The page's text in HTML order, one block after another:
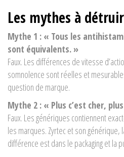
Les mythes à
Mythe 1 : « Tous les
sont équivalents. »
Faux. Les différences de vitesse
somnolence sont réelles et
question de marque.
Mythe 2 : « Plus c’est cher,
Faux. Les génériques contiennent
les marques. Zyrtec et son générique,
différence est dans le packaging et la